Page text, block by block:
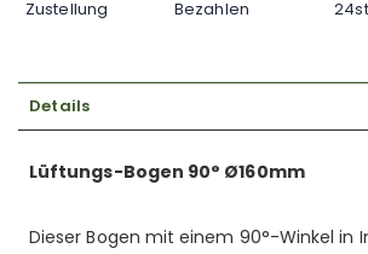
Zustellung
Bezahlen
Details
Lüftungs-Bogen 90° Ø160mm
Dieser Bogen mit einem 90°-Winkel in